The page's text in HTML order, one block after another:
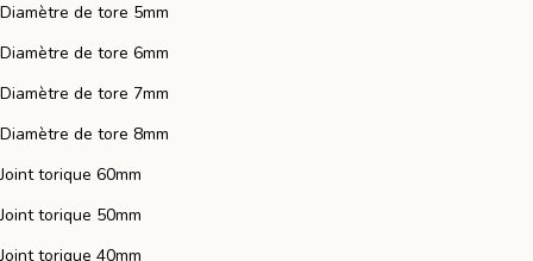
Diamètre de tore 5mm
Diamètre de tore 6mm
Diamètre de tore 7mm
Diamètre de tore 8mm
Joint torique 60mm
Joint torique 50mm
Joint torique 40mm